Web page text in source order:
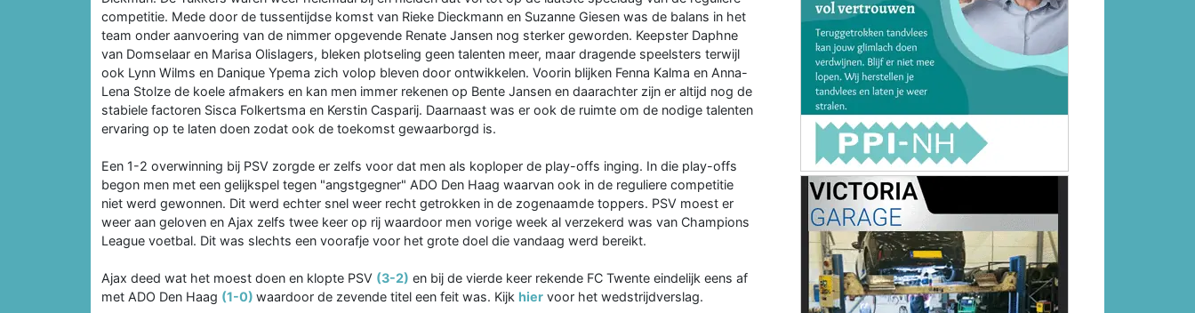
competitie. Mede door de tussentijdse komst van Rieke Dieckmann en Suzanne Giesen was de balans in het
team onder aanvoering van de nimmer opgevende Renate Jansen nog sterker geworden. Keepster Daphne
van Domselaar en Marisa Olislagers, bleken plotseling geen talenten meer, maar dragende speelsters terwijl
ook Lynn Wilms en Danique Ypema zich volop bleven door ontwikkelen. Voorin blijken Fenna Kalma en Anna-
Lena Stolze de koele afmakers en kan men immer rekenen op Bente Jansen en daarachter zijn er altijd nog de
stabiele factoren Sisca Folkertsma en Kerstin Casparij. Daarnaast was er ook de ruimte om de nodige talenten
ervaring op te laten doen zodat ook de toekomst gewaarborgd is.
Een 1-2 overwinning bij PSV zorgde er zelfs voor dat men als koploper de play-offs inging. In die play-offs
begon men met een gelijkspel tegen "angstgegner" ADO Den Haag waarvan ook in de reguliere competitie
niet werd gewonnen. Dit werd echter snel weer recht getrokken in de zogenaamde toppers. PSV moest er
weer aan geloven en Ajax zelfs twee keer op rij waardoor men vorige week al verzekerd was van Champions
League voetbal. Dit was slechts een voorafje voor het grote doel die vandaag werd bereikt.
Ajax deed wat het moest doen en klopte PSV (3-2) en bij de vierde keer rekende FC Twente eindelijk eens af
met ADO Den Haag (1-0) waardoor de zevende titel een feit was. Kijk hier voor het wedstrijdverslag.